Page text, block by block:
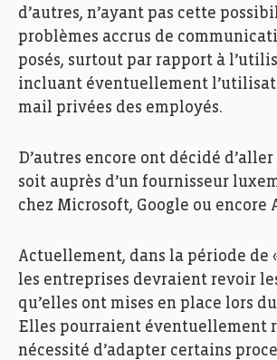
d’autres, n’ayant pas cette
problèmes accrus de
posés, surtout par rapport à
incluant éventuellement
mail privées des employés.
D’autres encore ont décidé d’aller
soit auprès d’un fournisseur
chez Microsoft, Google ou encore
Actuellement, dans la période de
les entreprises devraient revoir
qu’elles ont mises en place lors
Elles pourraient éventuellement
nécessité d’adapter certains